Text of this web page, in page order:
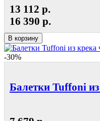
13 112 р.
16 390 р.
В корзину
-30%
Балетки Tuffoni